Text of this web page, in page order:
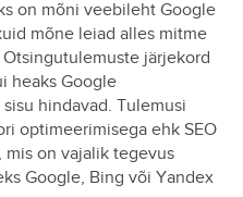
on mõni veebileht Google
mõne leiad alles mitme
järjekord
heaks Google
hindavad. Tulemusi
optimeerimisega ehk SEO
mis on vajalik tegevus
Google, Bing või Yandex